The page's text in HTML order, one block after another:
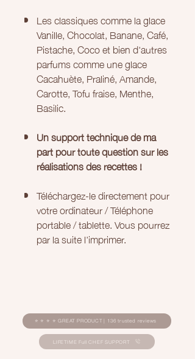
Les classiques comme la glace
Vanille, Chocolat, Banane, Café,
Pistache, Coco et bien d'autres
parfums comme une glace
Cacahuète, Praliné, Amande,
Carotte, Tofu fraise, Menthe,
Basilic.
Un support technique de ma
part pour toute question sur les
réalisations des recettes !
Téléchargez-le directement pour
votre ordinateur / Téléphone
portable / tablette. Vous pourrez
par la suite l'imprimer.
⭐ ⭐ ⭐ ⭐ GREAT PRODUCT | 136 trusted reviews
LIFETIME Full CHEF SUPPORT